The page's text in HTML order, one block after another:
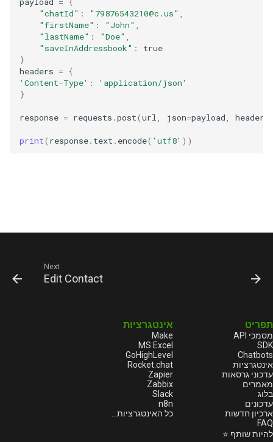
"chatId" : "79876543210@c.us" ,
"firstName" : "John" ,
"lastName" : "Doe" ,
"saveInAddressbook" :
true
}
headers =
{
'Content-Type' :
'application/json'
}
response = requests .post(url, json=payload, headers
print( response. text . encode( 'utf8' ))
Next
Edit Contact
תפריט
מסמכי API
SDK
Chatbots
אינטגרציות
עדכוני גרסאות
מאמרים
בלוג
עדכונים
ארכיון חדשות
FAQ
להיות שותף ⭐
אינטגרציות
Make
MS Excel
GoHighLevel
Rocket.chat
Zapier
Zabbix
Slack
n8n
כל האינטגרציות...